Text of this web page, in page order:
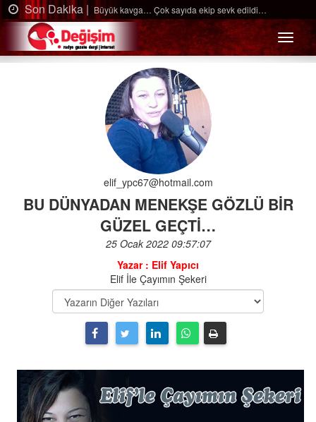
Son Dakika |Ağaçtan düştü…
Menü
elif_ypc67@hotmail.com
BU DÜNYADAN MENEKŞE GÖZLÜ BİR
GÜZEL GEÇTİ…
25 Ocak 2022 09:57:07
Yazar : Elif Yapıcı
Elif İle Çayımın Şekeri